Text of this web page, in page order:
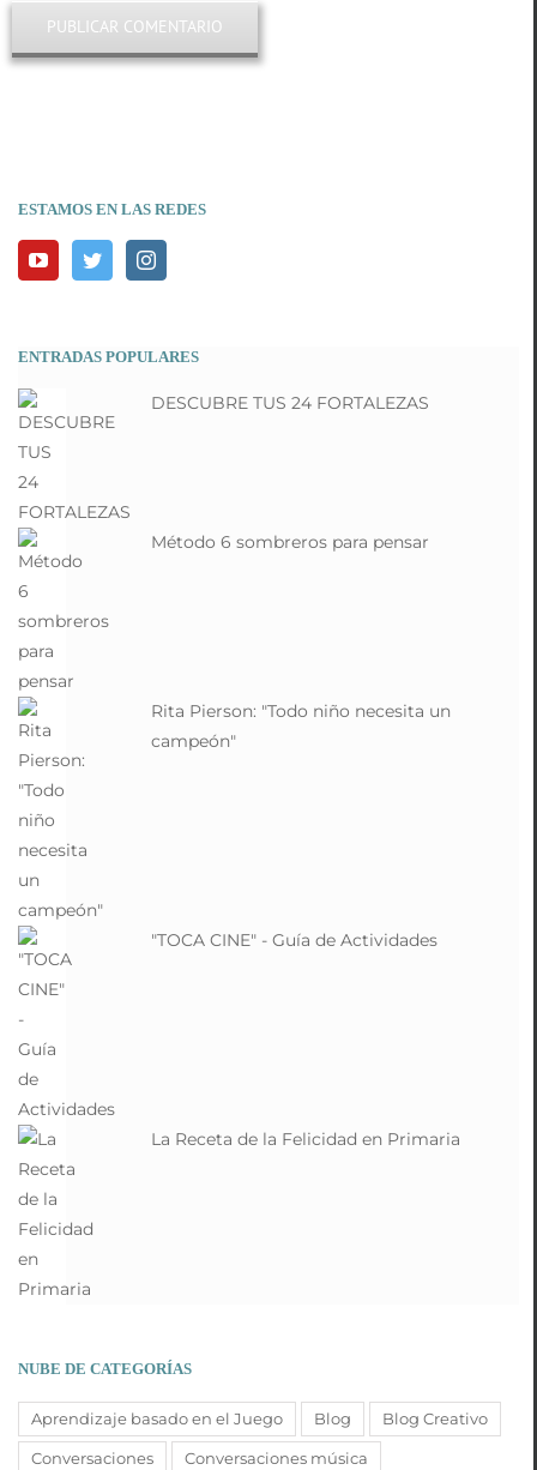
ESTAMOS EN LAS REDES
ENTRADAS POPULARES
DESCUBRE TUS 24 FORTALEZAS
Método 6 sombreros para pensar
Rita Pierson: "Todo niño necesita un
campeón"
"TOCA CINE" - Guía de Actividades
La Receta de la Felicidad en Primaria
NUBE DE CATEGORÍAS
Aprendizaje basado en el Juego Blog Blog Creativo
Conversaciones Conversaciones música